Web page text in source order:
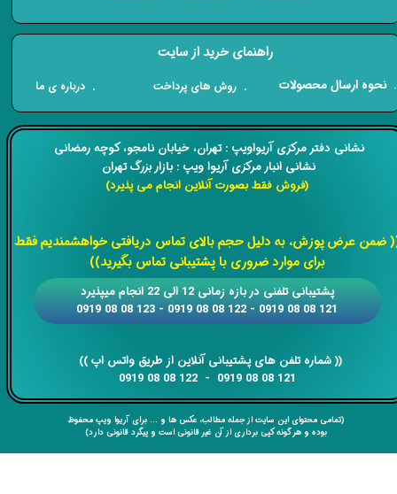
​​نشانی دفتر مرکزی آریواویپ : تهران، خیابان نامجو،کوچه رمضانی
نشانی انبار مرکزی آریوا ویپ : بازار بزرگ تهران
(فروش فقط بصورت آنلاین انجام می پذیرد)
ضمن عرض پوزش، به دلیل حجم بالای تماس دریافتی خواهشمندیم فقط
برای موارد ضروری با پشتیبانی تماس بگیرید))
​​​​​​​​​​​​​​(( ​​​​​​​شماره تلفن های پشتیبانی آنلاین از طریق واتس اپ ))
​​​​​​​121 08 08 0919 - 122 08 08 0919
​​پشتیبانی تلفنی در بازه زمانی 12 الی 22 انجام میپذیرد
121 08 08 0919 - 122 08 08 0919 - 123 08 08 0919
(تمامی محتوای این سایت از جمله مطالب، عکس ها و ... برای آریوا ویپ محفوظ
بوده و هر گونه کپی برداری از آن غیر قانونی است و پیگرد قانونی دارد)
راهنمای خرید از سایت
​. نحوه ارسال محصولات . روش های پرداخت . درباره ی ما